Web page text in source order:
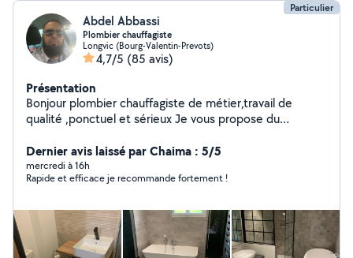
Particulier
Abdel Abbassi
Plombier chauffagiste
Longvic (Bourg-Valentin-Prevots)
4,7/5 (85 avis)
Présentation
Bonjour plombier chauffagiste de métier,travail de
qualité ,ponctuel et sérieux Je vous propose du
Réparation de fuites - Débouchage de canalisations -
Remplacement de robinetterie - Détection et
réparation de fuites - Remplacement / installation de
réparation fuite enterré - Recherche et dépannage
chauffage
Dernier avis laissé par Chaima : 5/5
mercredi à 16h
Rapide et efficace je recommande fortement !